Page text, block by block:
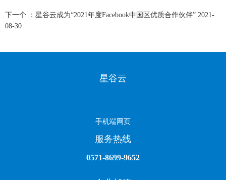
下一个 ：星谷云成为“2021年度Facebook中国区优质合作伙伴” 2021-
08-30
星谷云
手机端网页
服务热线
0571-8699-9652